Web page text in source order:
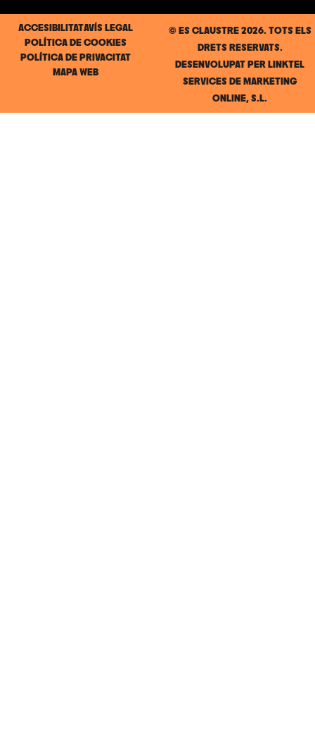
© ES CLAUSTRE 2026. TOTS ELS
DRETS RESERVATS.
DESENVOLUPAT PER LINKTEL
SERVICES DE MARKETING
ONLINE, S.L.
ACCESIBILITATAVÍS LEGAL
POLÍTICA DE COOKIES
POLÍTICA DE PRIVACITAT
MAPA WEB